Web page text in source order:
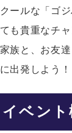
ールな「ゴ
も貴重なチ
族と、お友
出発しよう！
イベント